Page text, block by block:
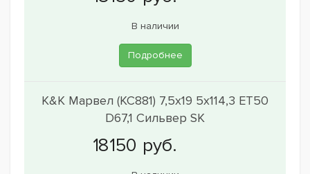
В наличии
Подробнее
K&K Марвел (КС881) 7,5x19 5x114,3 ET50
D67,1 Сильвер SK